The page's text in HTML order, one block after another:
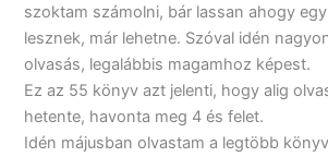
szoktam számolni, bár lassan ahogy
lesznek, már lehetne. Szóval idén
olvasás, legalábbis magamhoz képest.
Ez az 55 könyv azt jelenti, hogy alig
hetente, havonta meg 4 és felet.
Idén májusban olvastam a legtöbb